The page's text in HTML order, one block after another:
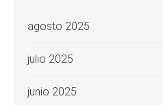
agosto 2025
julio 2025
junio 2025